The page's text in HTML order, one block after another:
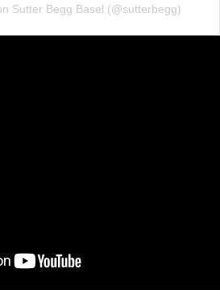
Sutter Begg Basel (@sutterbegg)